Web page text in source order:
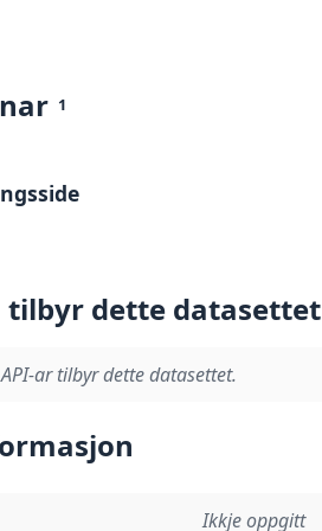
1
tilbyr dette datasettet
ar tilbyr dette datasettet.
Ikkje oppgitt